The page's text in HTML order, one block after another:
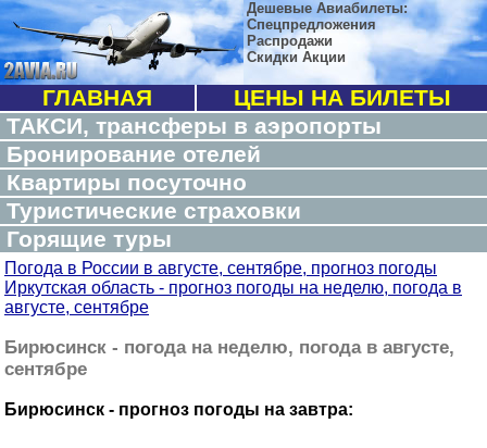
Дешевые Авиабилеты:
Спецпредложения
Распродажи
Скидки Акции
ГЛАВНАЯ
ЦЕНЫ НА БИЛЕТЫ
ТАКСИ, трансферы в аэропорты
Бронирование отелей
Квартиры посуточно
Туристические страховки
Горящие туры
Погода в России в августе, сентябре, прогноз погоды
Иркутская область - прогноз погоды на неделю, погода в
августе, сентябре
Бирюсинск - погода на неделю, погода в августе,
сентябре
Бирюсинск - прогноз погоды на завтра: